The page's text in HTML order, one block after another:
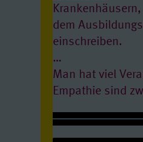
dem
einschreiben.
…
Man hat viel
Empathie sind